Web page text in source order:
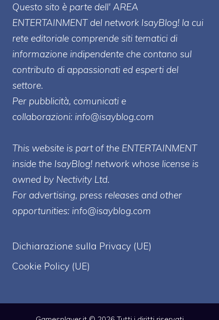
Questo sito è parte dell' AREA
ENTERTAINMENT del network IsayBlog! la cui
rete editoriale comprende siti tematici di
informazione indipendente che contano sul
contributo di appassionati ed esperti del
settore.
Per pubblicità, comunicati e
collaborazioni: info@isayblog.com
This website is part of the ENTERTAINMENT
inside the IsayBlog! network whose license is
owned by Nectivity Ltd.
For advertising, press releases and other
opportunities: info@isayblog.com
Dichiarazione sulla Privacy (UE)
Cookie Policy (UE)